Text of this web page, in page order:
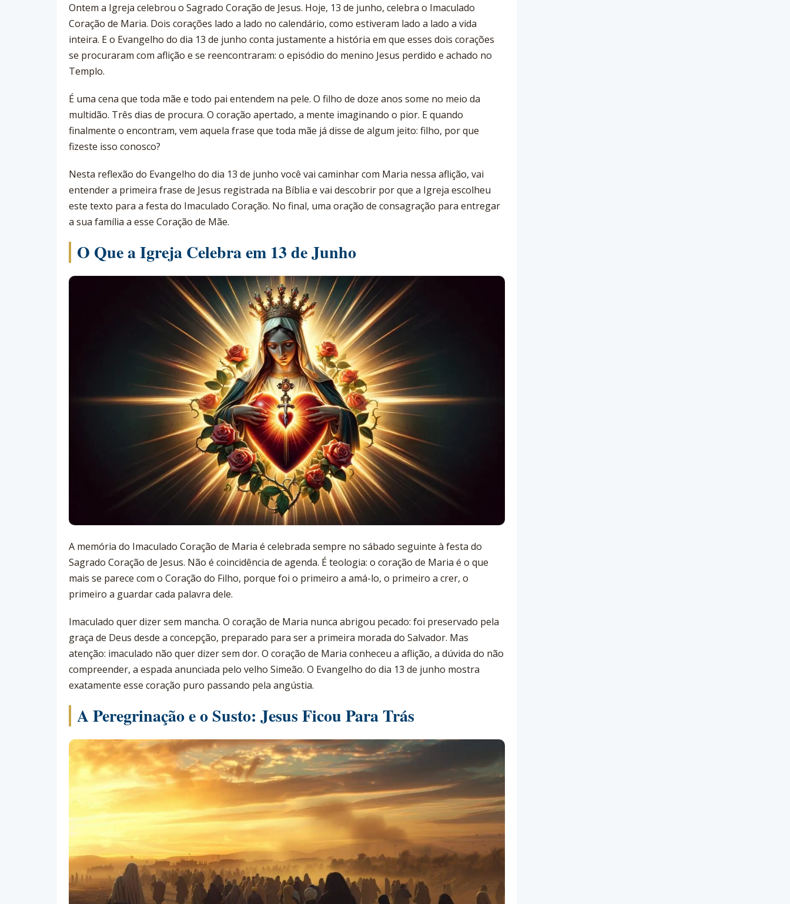
Ontem a Igreja celebrou o Sagrado Coração de Jesus. Hoje, 13 de junho, celebra o Imaculado
Coração de Maria. Dois corações lado a lado no calendário, como estiveram lado a lado a vida
inteira. E o Evangelho do dia 13 de junho conta justamente a história em que esses dois corações
se procuraram com aflição e se reencontraram: o episódio do menino Jesus perdido e achado no
Templo.
É uma cena que toda mãe e todo pai entendem na pele. O filho de doze anos some no meio da
multidão. Três dias de procura. O coração apertado, a mente imaginando o pior. E quando
finalmente o encontram, vem aquela frase que toda mãe já disse de algum jeito: filho, por que
fizeste isso conosco?
Nesta reflexão do Evangelho do dia 13 de junho você vai caminhar com Maria nessa aflição, vai
entender a primeira frase de Jesus registrada na Bíblia e vai descobrir por que a Igreja escolheu
este texto para a festa do Imaculado Coração. No final, uma oração de consagração para entregar
a sua família a esse Coração de Mãe.
O Que a Igreja Celebra em 13 de Junho
A memória do Imaculado Coração de Maria é celebrada sempre no sábado seguinte à festa do
Sagrado Coração de Jesus. Não é coincidência de agenda. É teologia: o coração de Maria é o que
mais se parece com o Coração do Filho, porque foi o primeiro a amá-lo, o primeiro a crer, o
primeiro a guardar cada palavra dele.
Imaculado quer dizer sem mancha. O coração de Maria nunca abrigou pecado: foi preservado pela
graça de Deus desde a concepção, preparado para ser a primeira morada do Salvador. Mas
atenção: imaculado não quer dizer sem dor. O coração de Maria conheceu a aflição, a dúvida do não
compreender, a espada anunciada pelo velho Simeão. O Evangelho do dia 13 de junho mostra
exatamente esse coração puro passando pela angústia.
A Peregrinação e o Susto: Jesus Ficou Para Trás